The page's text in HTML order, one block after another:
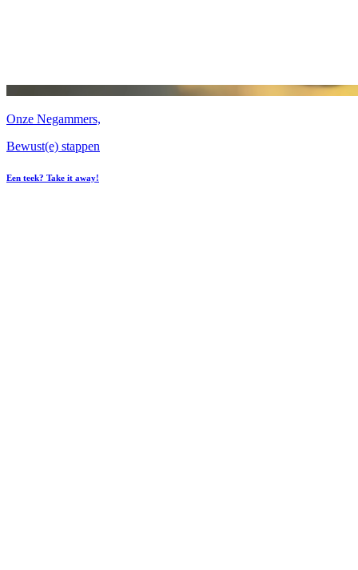
Onze Negammers,
Bewust(e) stappen
Een teek? Take it away!